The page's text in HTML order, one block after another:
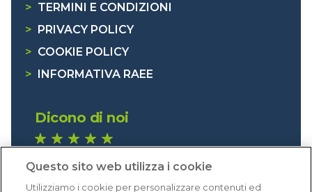
> TERMINI E CONDIZIONI
>
PRIVACY POLICY
> COOKIE POLICY
>
INFORMATIVA RAEE
Dicono di noi
Eccellente (4,8)
Questo sito web utilizza i cookie
Utilizziamo i cookie per personalizzare contenuti ed